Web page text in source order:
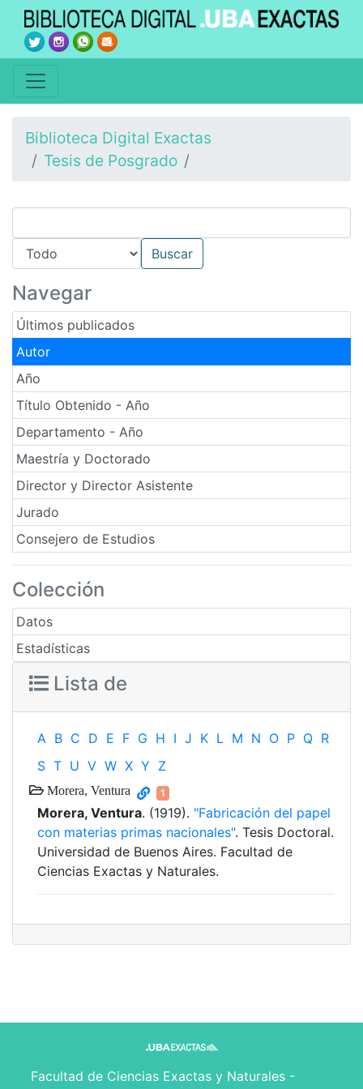
Biblioteca Digital Exactas
Tesis de Posgrado
Navegar
Últimos publicados
Autor
Año
Título Obtenido - Año
Departamento - Año
Maestría y Doctorado
Director y Director Asistente
Jurado
Consejero de Estudios
Colección
Datos
Estadísticas
Lista de
A B C D E F G H I J K L M N O P Q R
S T U V W X Y Z
Morera, Ventura 1
Morera, Ventura. (1919). "Fabricación del papel
con materias primas nacionales". Tesis Doctoral.
Universidad de Buenos Aires. Facultad de
Ciencias Exactas y Naturales.
Facultad de Ciencias Exactas y Naturales -